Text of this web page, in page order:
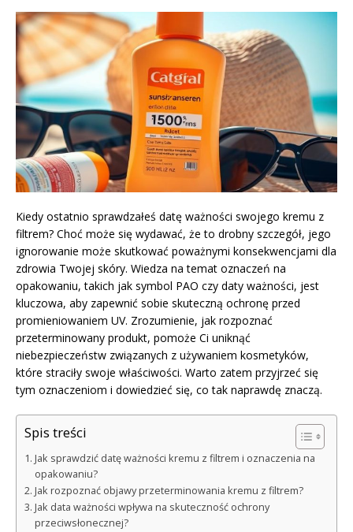
Kiedy ostatnio sprawdzałeś datę ważności swojego kremu z
filtrem? Choć może się wydawać, że to drobny szczegół, jego
ignorowanie może skutkować poważnymi konsekwencjami dla
zdrowia Twojej skóry. Wiedza na temat oznaczeń na
opakowaniu, takich jak symbol PAO czy daty ważności, jest
kluczowa, aby zapewnić sobie skuteczną ochronę przed
promieniowaniem UV. Zrozumienie, jak rozpoznać
przeterminowany produkt, pomoże Ci uniknąć
niebezpieczeństw związanych z używaniem kosmetyków,
które straciły swoje właściwości. Warto zatem przyjrzeć się
tym oznaczeniom i dowiedzieć się, co tak naprawdę znaczą.
Spis treści
Jak sprawdzić datę ważności kremu z filtrem i oznaczenia na
opakowaniu?
Jak rozpoznać objawy przeterminowania kremu z filtrem?
Jak data ważności wpływa na skuteczność ochrony
przeciwsłonecznej?